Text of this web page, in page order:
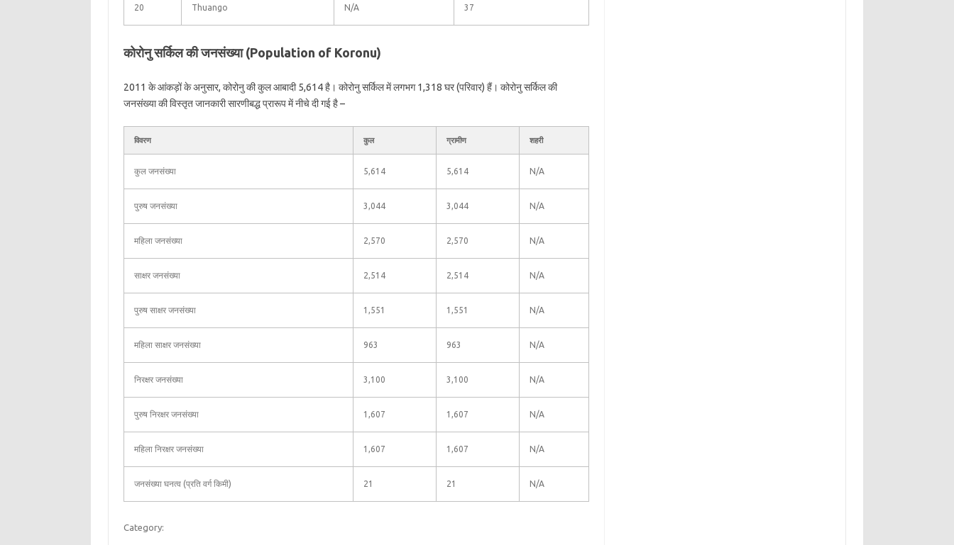
20 Thuango N/A 37
कोरोनु सर्किल की जनसंख्या (Population of Koronu)
2011 के आंकड़ों के अनुसार, कोरोनु की कुल आबादी 5,614 है। कोरोनु सर्किल में लगभग 1,318 घर (परिवार) हैं। कोरोनु सर्किल की
जनसंख्या की विस्तृत जानकारी सारणीबद्ध प्रारूप में नीचे दी गई है –
विवरण कुल ग्रामीण शहरी
कुल जनसंख्या 5,614 5,614 N/A
पुरुष जनसंख्या 3,044 3,044 N/A
महिला जनसंख्या 2,570 2,570 N/A
साक्षर जनसंख्या 2,514 2,514 N/A
पुरुष साक्षर जनसंख्या 1,551 1,551 N/A
महिला साक्षर जनसंख्या 963 963 N/A
निरक्षर जनसंख्या 3,100 3,100 N/A
पुरुष निरक्षर जनसंख्या 1,607 1,607 N/A
महिला निरक्षर जनसंख्या 1,607 1,607 N/A
जनसंख्या घनत्व (प्रति वर्ग किमी) 21 21 N/A
Category: